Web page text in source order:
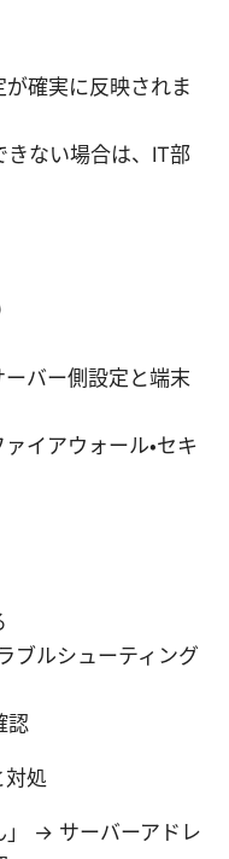
確実に反映されま
きない場合は、IT部
バー側設定と端末
イアウォール・セキ
ブルシューティング
認
対処
」 → サーバーアドレ